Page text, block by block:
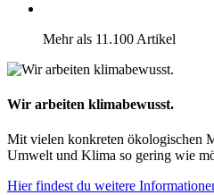
Mehr als 11.100 Artikel
Wir arbeiten klimabewusst.
Mit vielen konkreten ökologischen
Umwelt und Klima so gering wie
Hier findest du weitere